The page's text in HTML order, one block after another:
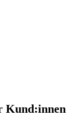
Kund:innen